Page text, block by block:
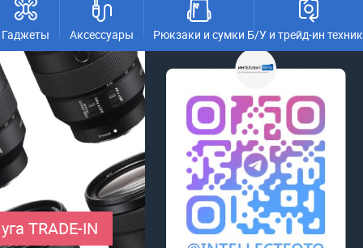
Гаджеты Аксессуары Рюкзаки и сумки Б/У и трейд-ин
TRADE-IN